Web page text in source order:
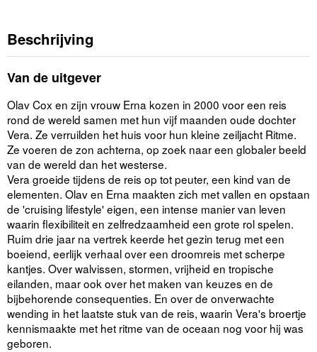
Beschrijving
Van de uitgever
Olav Cox en zijn vrouw Erna kozen in 2000 voor een reis
rond de wereld samen met hun vijf maanden oude dochter
Vera. Ze verruilden het huis voor hun kleine zeiljacht Ritme.
Ze voeren de zon achterna, op zoek naar een globaler beeld
van de wereld dan het westerse.
Vera groeide tijdens de reis op tot peuter, een kind van de
elementen. Olav en Erna maakten zich met vallen en opstaan
de 'cruising lifestyle' eigen, een intense manier van leven
waarin flexibiliteit en zelfredzaamheid een grote rol spelen.
Ruim drie jaar na vertrek keerde het gezin terug met een
boeiend, eerlijk verhaal over een droomreis met scherpe
kantjes. Over walvissen, stormen, vrijheid en tropische
eilanden, maar ook over het maken van keuzes en de
bijbehorende consequenties. En over de onverwachte
wending in het laatste stuk van de reis, waarin Vera's broertje
kennismaakte met het ritme van de oceaan nog voor hij was
geboren.